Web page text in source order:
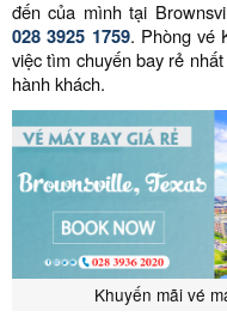
đến của mình tại
028 3925 1759. Phòng vé
việc tìm chuyến bay rẻ
hành khách.
Khuyến mãi vé